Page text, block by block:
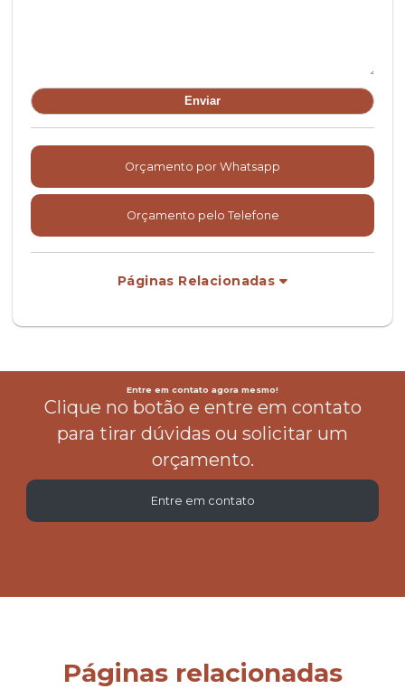
Orçamento por Whatsapp
Orçamento pelo Telefone
Páginas Relacionadas
Entre em contato agora mesmo!
Clique no botão e entre em contato
para tirar dúvidas ou solicitar um
orçamento.
Entre em contato
Páginas relacionadas